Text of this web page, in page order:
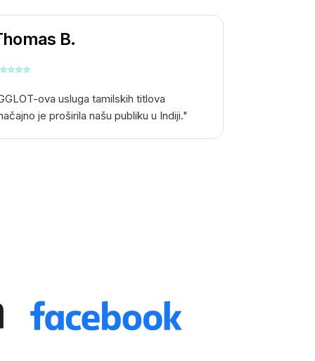
B.
⭐⭐⭐⭐
ova usluga tamilskih titlova
je proširila našu publiku u Indiji."